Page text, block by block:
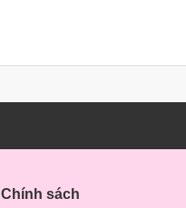
Chính sách